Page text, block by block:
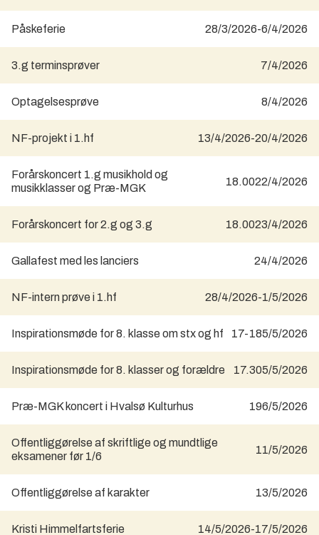
Påskeferie 28/3/2026-6/4/2026
3.g terminsprøver 7/4/2026
Optagelsesprøve 8/4/2026
NF-projekt i 1.hf 13/4/2026-20/4/2026
Forårskoncert 1.g musikhold og
musikklasser og Præ-MGK
18.0022/4/2026
Forårskoncert for 2.g og 3.g 18.0023/4/2026
Gallafest med les lanciers 24/4/2026
NF-intern prøve i 1.hf 28/4/2026-1/5/2026
Inspirationsmøde for 8. klasse om stx og hf 17-185/5/2026
Inspirationsmøde for 8. klasser og forældre 17.305/5/2026
Præ-MGK koncert i Hvalsø Kulturhus 196/5/2026
Offentliggørelse af skriftlige og mundtlige
eksamener før 1/6
11/5/2026
Offentliggørelse af karakter 13/5/2026
Kristi Himmelfartsferie 14/5/2026-17/5/2026